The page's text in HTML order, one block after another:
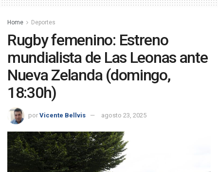
Home Deportes
Rugby femenino: Estreno
mundialista de Las Leonas ante
Nueva Zelanda (domingo,
18:30h)
por Vicente Bellvis agosto 23, 2025